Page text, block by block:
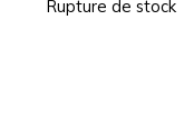
Rupture de stock